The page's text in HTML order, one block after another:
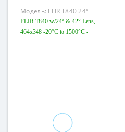
Модель: FLIR T840 24°
+42°
FLIR T840 w/24° & 42° Lens,
464x348 -20°C to 1500°C -